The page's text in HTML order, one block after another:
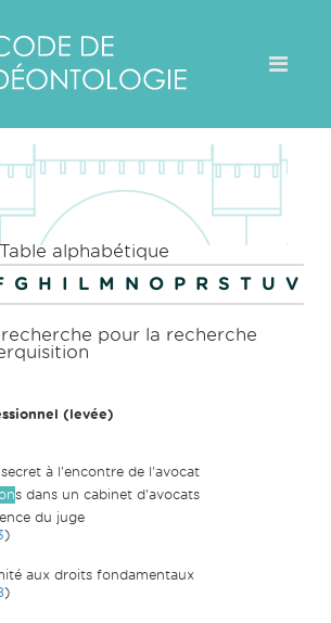
Table alphabétique
G H I L M N O P R S T U V
pour la recherche
(levée)
à l'encontre de l'avocat
s dans un cabinet d'avocats
du juge
)
aux droits fondamentaux
)